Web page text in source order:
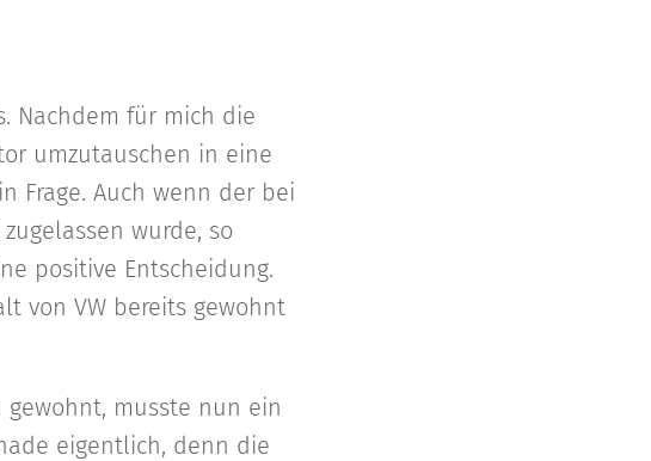
Nachdem für mich die
umzutauschen in eine
Frage. Auch wenn der bei
wurde, so
positive Entscheidung.
von VW bereits gewohnt
gewohnt, musste nun ein
eigentlich, denn die